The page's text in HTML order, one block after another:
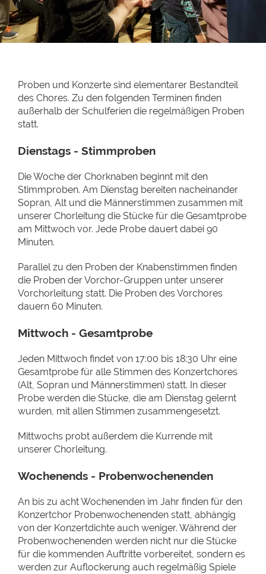
Proben und Konzerte sind elementarer Bestandteil
des Chores. Zu den folgenden Terminen finden
außerhalb der Schulferien die regelmäßigen Proben
statt.
Dienstags - Stimmproben
Die Woche der Chorknaben beginnt mit den
Stimmproben. Am Dienstag bereiten nacheinander
Sopran, Alt und die Männerstimmen zusammen mit
unserer Chorleitung die Stücke für die Gesamtprobe
am Mittwoch vor. Jede Probe dauert dabei 90
Minuten.
Parallel zu den Proben der Knabenstimmen finden
die Proben der Vorchor-Gruppen unter unserer
Vorchorleitung statt. Die Proben des Vorchores
dauern 60 Minuten.
Mittwoch - Gesamtprobe
Jeden Mittwoch findet von 17:00 bis 18:30 Uhr eine
Gesamtprobe für alle Stimmen des Konzertchores
(Alt, Sopran und Männerstimmen) statt. In dieser
Probe werden die Stücke, die am Dienstag gelernt
wurden, mit allen Stimmen zusammengesetzt.
Mittwochs probt außerdem die Kurrende mit
unserer Chorleitung.
Wochenends - Probenwochenenden
An bis zu acht Wochenenden im Jahr finden für den
Konzertchor Probenwochenenden statt, abhängig
von der Konzertdichte auch weniger. Während der
Probenwochenenden werden nicht nur die Stücke
für die kommenden Auftritte vorbereitet, sondern es
werden zur Auflockerung auch regelmäßig Spiele